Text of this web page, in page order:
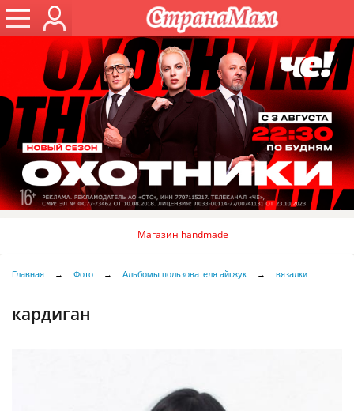
Магазин handmade
Главная → Фото → Альбомы пользователя айгжук → вязалки
кардиган